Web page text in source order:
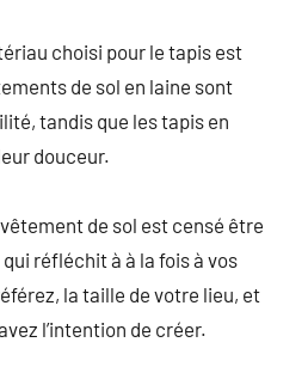
choisi pour le tapis est
de sol en laine sont
tandis que les tapis en
douceur.
de sol est censé être
réfléchit à à la fois à vos
la taille de votre lieu, et
l’intention de créer.